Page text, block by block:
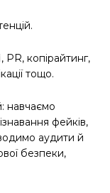
PR, копірайтинг,
тощо.
навчаємо
фейків,
аудити й
безпеки,